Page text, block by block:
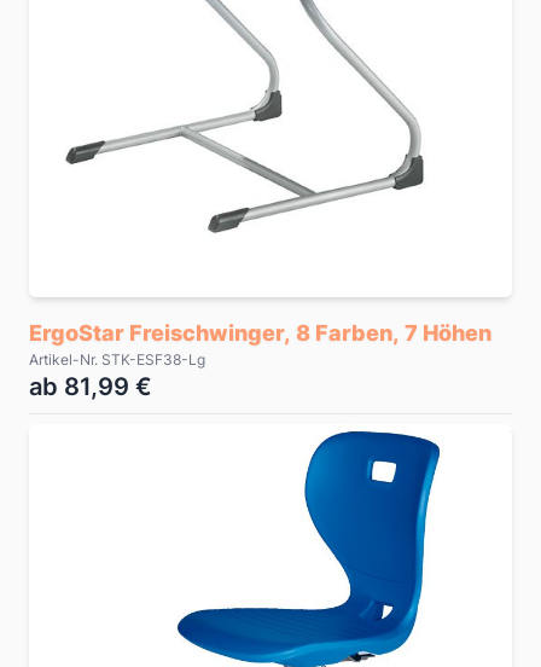
ErgoStar Freischwinger, 8 Farben, 7 Höhen
Artikel-Nr. STK-ESF38-Lg
ab 81,99 €